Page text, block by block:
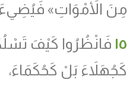
مِنَ الأَمْوَاتِ»
١٥ فَانْظُرُوا كَيْفَ
كَجُهَلاَءَ بَلْ كَحُكَمَاءَ،